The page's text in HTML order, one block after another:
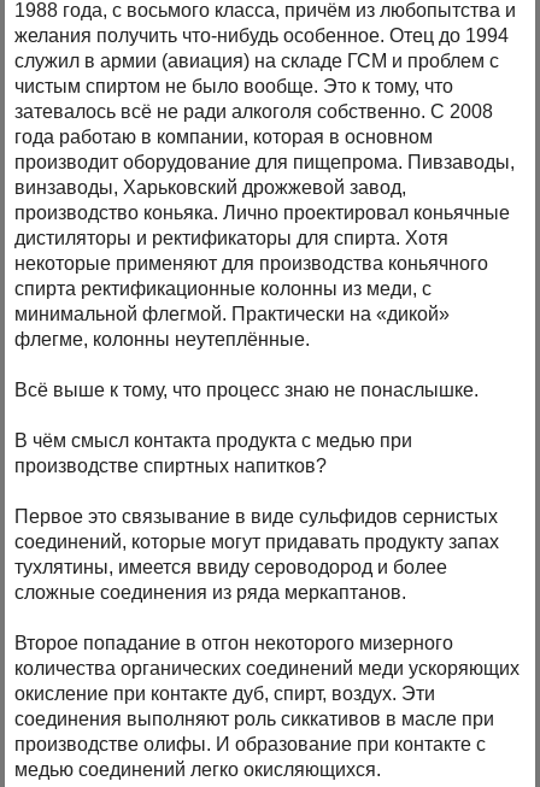
1988 года, с восьмого класса, причём из любопытства и
желания получить что-нибудь особенное. Отец до 1994
служил в армии (авиация) на складе ГСМ и проблем с
чистым спиртом не было вообще. Это к тому, что
затевалось всё не ради алкоголя собственно. С 2008
года работаю в компании, которая в основном
производит оборудование для пищепрома. Пивзаводы,
винзаводы, Харьковский дрожжевой завод,
производство коньяка. Лично проектировал коньячные
дистиляторы и ректификаторы для спирта. Хотя
некоторые применяют для производства коньячного
спирта ректификационные колонны из меди, с
минимальной флегмой. Практически на «дикой»
флегме, колонны неутеплённые.
Всё выше к тому, что процесс знаю не понаслышке.
В чём смысл контакта продукта с медью при
производстве спиртных напитков?
Первое это связывание в виде сульфидов сернистых
соединений, которые могут придавать продукту запах
тухлятины, имеется ввиду сероводород и более
сложные соединения из ряда меркаптанов.
Второе попадание в отгон некоторого мизерного
количества органических соединений меди ускоряющих
окисление при контакте дуб, спирт, воздух. Эти
соединения выполняют роль сиккативов в масле при
производстве олифы. И образование при контакте с
медью соединений легко окисляющихся.